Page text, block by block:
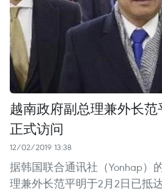
越南政府副总理兼外长
正式访问
12/02/2019 13:38
据韩国联合通讯社（Yonhap）
理兼外长范平明于2月2日已抵